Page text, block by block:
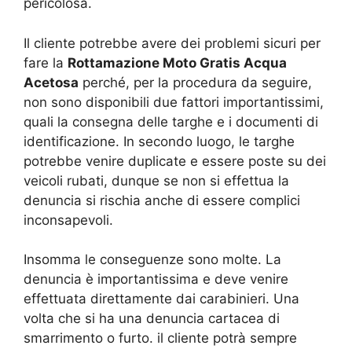
pericolosa.
Il cliente potrebbe avere dei problemi sicuri per
fare la Rottamazione Moto Gratis Acqua
Acetosa perché, per la procedura da seguire,
non sono disponibili due fattori importantissimi,
quali la consegna delle targhe e i documenti di
identificazione. In secondo luogo, le targhe
potrebbe venire duplicate e essere poste su dei
veicoli rubati, dunque se non si effettua la
denuncia si rischia anche di essere complici
inconsapevoli.
Insomma le conseguenze sono molte. La
denuncia è importantissima e deve venire
effettuata direttamente dai carabinieri. Una
volta che si ha una denuncia cartacea di
smarrimento o furto. il cliente potrà sempre